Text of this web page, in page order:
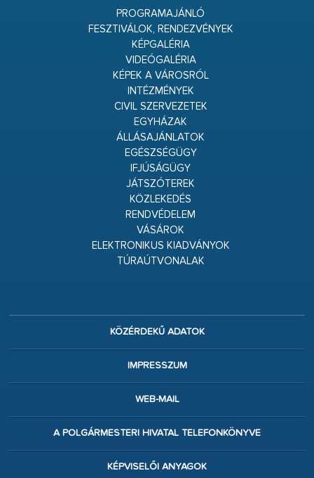
PROGRAMAJÁNLÓ
FESZTIVÁLOK, RENDEZVÉNYEK
KÉPGALÉRIA
VIDEÓGALÉRIA
KÉPEK A VÁROSRÓL
INTÉZMÉNYEK
CIVIL SZERVEZETEK
EGYHÁZAK
ÁLLÁSAJÁNLATOK
EGÉSZSÉGÜGY
IFJÚSÁGÜGY
JÁTSZÓTEREK
KÖZLEKEDÉS
RENDVÉDELEM
VÁSÁROK
ELEKTRONIKUS KIADVÁNYOK
TÚRAÚTVONALAK
KÖZÉRDEKŰ ADATOK
IMPRESSZUM
WEB-MAIL
A POLGÁRMESTERI HIVATAL TELEFONKÖNYVE
KÉPVISELŐI ANYAGOK